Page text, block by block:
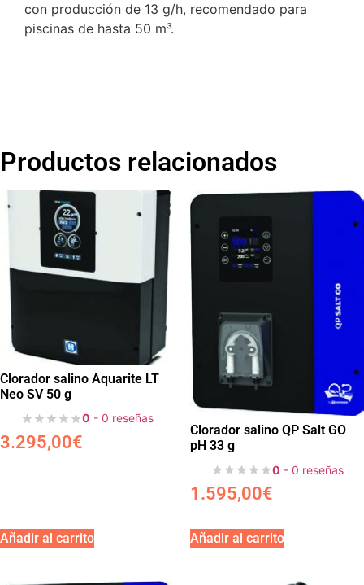
con producción de 13 g/h, recomendado para
piscinas de hasta 50 m³.
Productos relacionados
Clorador salino Aquarite LT
Neo SV 50 g
0 - 0 reseñas
3.295,00€
Añadir al carrito
Clorador salino QP Salt GO
pH 33 g
0 - 0 reseñas
1.595,00€
Añadir al carrito